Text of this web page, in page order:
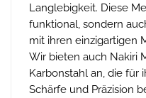
Langlebigkeit. Diese
funktional, sondern
mit ihren einzigartigen
Wir bieten auch Nakiri
Karbonstahl an, die für
Schärfe und Präzision